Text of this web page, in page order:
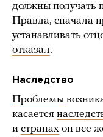
должны получать
Правда, сначала
устанавливать
отказал.
Наследство
Проблемы
касается
и странах он все